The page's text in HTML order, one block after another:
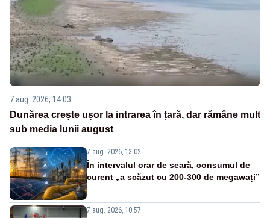
7 aug. 2026, 14:03
Dunărea crește ușor la intrarea în țară, dar rămâne mult
sub media lunii august
7 aug. 2026, 13:02
În intervalul orar de seară, consumul de
curent „a scăzut cu 200-300 de megawați”
7 aug. 2026, 10:57